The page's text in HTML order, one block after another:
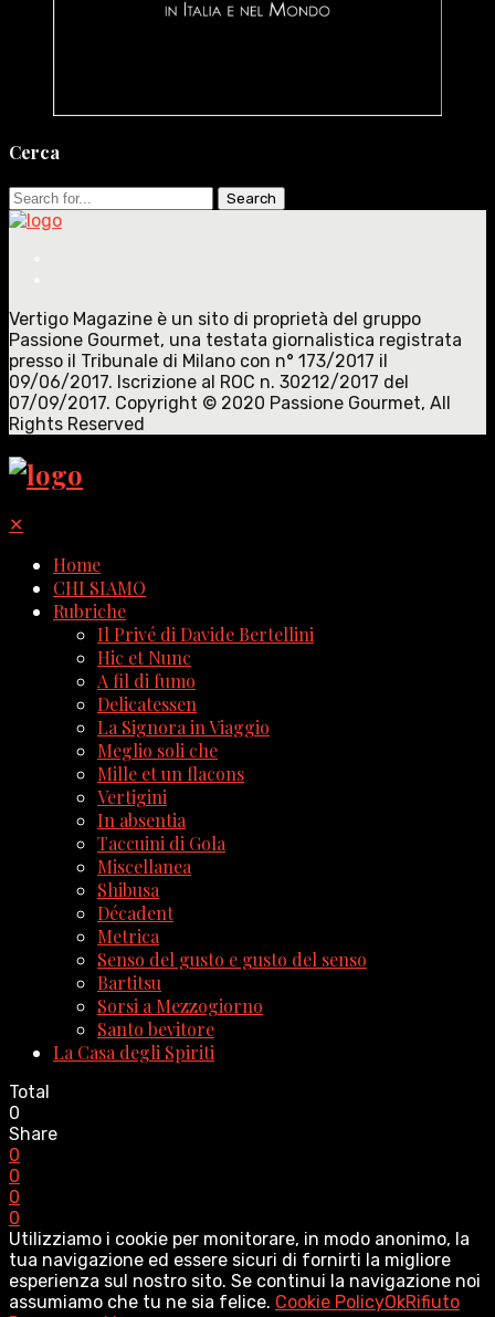
Cerca
Search
for:
Vertigo Magazine è un sito di proprietà del gruppo
Passione Gourmet, una testata giornalistica registrata
presso il Tribunale di Milano con n° 173/2017 il
09/06/2017. Iscrizione al ROC n. 30212/2017 del
07/09/2017. Copyright © 2020 Passione Gourmet, All
Rights Reserved
✕
Home
CHI SIAMO
Rubriche
Il Privé di Davide Bertellini
Hic et Nunc
A fil di fumo
Delicatessen
La Signora in Viaggio
Meglio soli che
Mille et un flacons
Vertigini
In absentia
Taccuini di Gola
Miscellanea
Shibusa
Décadent
Metrica
Senso del gusto e gusto del senso
Bartitsu
Sorsi a Mezzogiorno
Santo bevitore
La Casa degli Spiriti
Total
0
Share
0
0
0
0
Utilizziamo i cookie per monitorare, in modo anonimo, la
tua navigazione ed essere sicuri di fornirti la migliore
esperienza sul nostro sito. Se continui la navigazione noi
assumiamo che tu ne sia felice. Cookie PolicyOkRifiuto